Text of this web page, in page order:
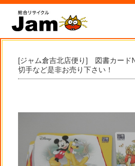
[ジャム倉吉北店便り] 図書カード
切手など是非お売り下さい！